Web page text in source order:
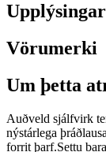
Vörumerki
Um þetta
Auðveld sjálfvirk
nýstárlega
forrit þarf.Settu